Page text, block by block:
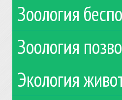
Зоология
Зоология
Экология